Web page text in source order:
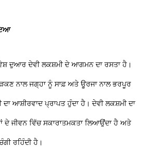
ਦੁਆਰ ਦੇਵੀ ਲਕਸ਼ਮੀ ਦੇ ਆਗਮਨ ਦਾ ਰਸਤਾ ਹੈ।
ਨਾਲ ਜਗ੍ਹਾ ਨੂੰ ਸਾਫ਼ ਅਤੇ ਊਰਜਾ ਨਾਲ ਭਰਪੂਰ
ਆਸ਼ੀਰਵਾਦ ਪ੍ਰਾਪਤ ਹੁੰਦਾ ਹੈ। ਦੇਵੀ ਲਕਸ਼ਮੀ ਦਾ
ਦੇ ਜੀਵਨ ਵਿੱਚ ਸਕਾਰਾਤਮਕਤਾ ਲਿਆਉਂਦਾ ਹੈ ਅਤੇ
ਰਹਿੰਦੀ ਹੈ।